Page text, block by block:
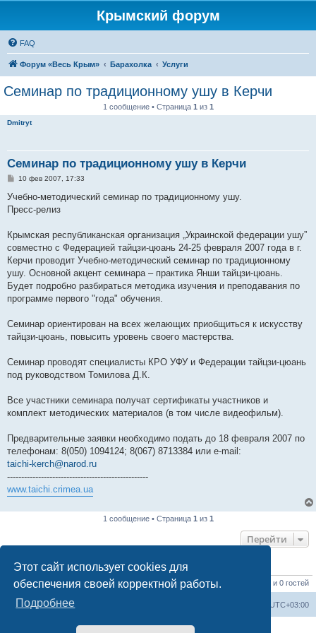
Этот сайт использует cookies для
обеспечения своей корректной работы.
Подробнее
Крымский форум
FAQ
Форум «Весь Крым» Барахолка Услуги
Семинар по традиционному ушу в Керчи
1 сообщение • Страница 1 из 1
Dmitryt
Семинар по традиционному ушу в Керчи
С
о
щ
и
е
10 фев 2007, 17:33
Учебно-методический семинар по традиционному ушу.
Пресс-релиз
Крымская республиканская организация „Украинской федерации ушу”
совместно с Федерацией тайцзи-цюань 24-25 февраля 2007 года в г.
Керчи проводит Учебно-методический семинар по традиционному
ушу. Основной акцент семинара – практика Янши тайцзи-цюань.
Будет подробно разбираться методика изучения и преподавания по
программе первого "года" обучения.
Семинар ориентирован на всех желающих приобщиться к искусству
тайцзи-цюань, повысить уровень своего мастерства.
Семинар проводят специалисты КРО УФУ и Федерации тайцзи-цюань
под руководством Томилова Д.К.
Все участники семинара получат сертификаты участников и
комплект методических материалов (в том числе видеофильм).
Предварительные заявки необходимо подать до 18 февраля 2007 по
телефонам: 8(050) 1094124; 8(067) 8713384 или e-mail:
taichi-kerch@narod.ru
--------------------------------------------------
www.taichi.crimea.ua
1 сообщение • Страница 1 из 1
Перейти
КТО СЕЙЧАС НА КОНФЕРЕНЦИИ
Сейчас этот форум просматривают:ClaudeBot [ИИ бот],SleepBot [бот] и 0 гостей
Форум «Весь Крым» UTC+03:00
Создано на основе phpBB® Forum Software © phpBB Limited